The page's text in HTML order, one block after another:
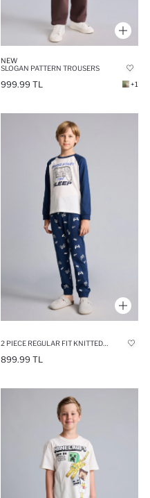
NEW
SLOGAN PATTERN TROUSERS
999.99 TL +1
899.99 TL